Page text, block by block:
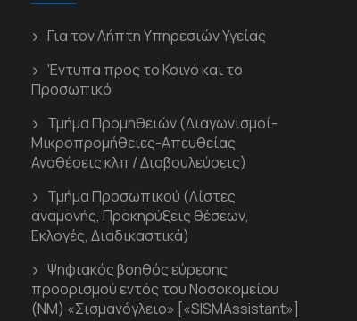
Για τον Λήπτη Υπηρεσιών Υγείας
'Εντυπα προς το Κοινό και το
Προσωπικό
Τμήμα Προμηθειών (Διαγωνισμοί-
Μικροπρομήθειες-Απευθείας
Αναθέσεις κλπ / Διαβουλεύσεις)
Τμήμα Προσωπικού (Λίστες
αναμονής, Προκηρύξεις θέσεων,
Εκλογές, Διαδικαστικά)
Ψηφιακός βοηθός εύρεσης
προορισμού εντός του Νοσοκομείου
(ΝΜ) «Σισμανόγλειο» [«SISMAssistant»]